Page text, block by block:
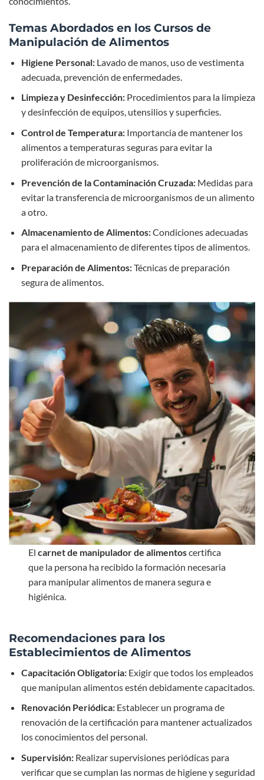
Temas Abordados en los Cursos de
Manipulación de Alimentos
Higiene Personal:Lavado de manos, uso de vestimenta
adecuada, prevención de enfermedades.
Limpieza y Desinfección:Procedimientos para la limpieza
y desinfección de equipos, utensilios y superficies.
Control de Temperatura:Importancia de mantener los
alimentos a temperaturas seguras para evitar la
proliferación de microorganismos.
Prevención de la Contaminación Cruzada:Medidas para
evitar la transferencia de microorganismos de un alimento
a otro.
Almacenamiento de Alimentos:Condiciones adecuadas
para el almacenamiento de diferentes tipos de alimentos.
Preparación de Alimentos:Técnicas de preparación
segura de alimentos.
Elcarnet de manipulador de alimentoscertifica
que la persona ha recibido la formación necesaria
para manipular alimentos de manera segura e
higiénica.
Recomendaciones para los
Establecimientos de Alimentos
Capacitación Obligatoria:Exigir que todos los empleados
que manipulan alimentos estén debidamente capacitados.
Renovación Periódica:Establecer un programa de
renovación de la certificación para mantener actualizados
los conocimientos del personal.
Supervisión:Realizar supervisiones periódicas para
verificar que se cumplan las normas de higiene y seguridad